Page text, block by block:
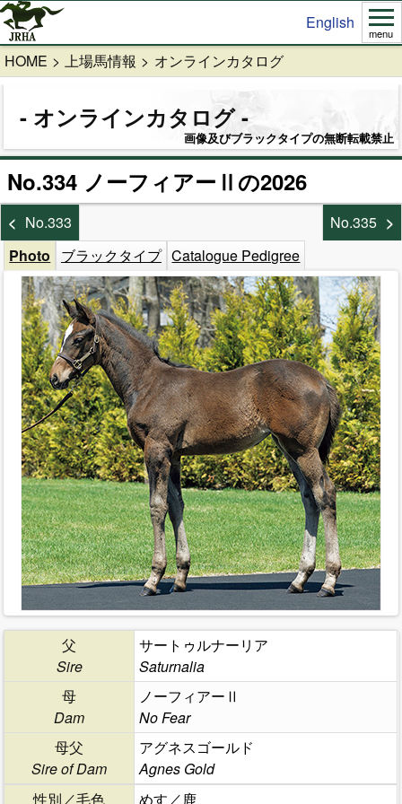
English
menu
HOME 上場馬情報 オンラインカタログ
オンラインカタログ
画像及びブラックタイプの無断転載禁止
No.334 ノーフィアーⅡの2026
No.333
No.335
Photo
ブラックタイプ Catalogue Pedigree
父
Sire
サートゥルナーリア
Saturnalia
母
Dam
ノーフィアーⅡ
No Fear
母父
Sire of Dam
アグネスゴールド
Agnes Gold
性別／毛色
めす／鹿